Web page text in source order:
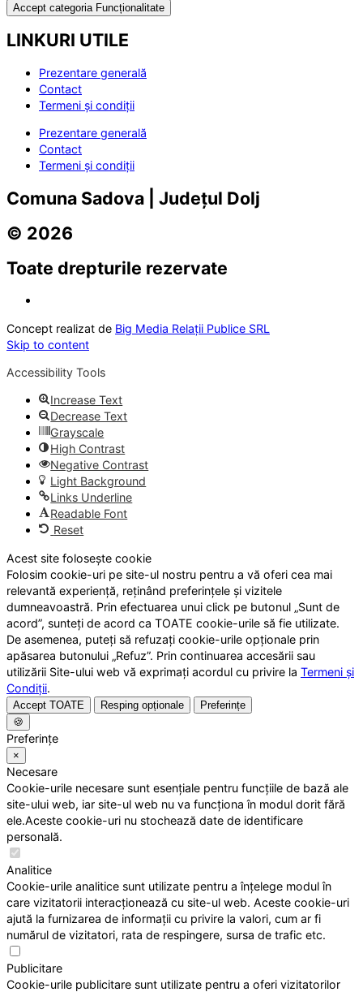
Accept categoria Funcționalitate
LINKURI UTILE
Prezentare generală
Contact
Termeni și condiții
Prezentare generală
Contact
Termeni și condiții
Comuna Sadova | Județul Dolj
© 2026
Toate drepturile rezervate
Concept realizat de Big Media Relații Publice SRL
Skip to content
Accessibility Tools
Increase Text
Decrease Text
Grayscale
High Contrast
Negative Contrast
Light Background
Links Underline
Readable Font
Reset
Acest site folosește cookie
Folosim cookie-uri pe site-ul nostru pentru a vă oferi cea mai
relevantă experiență, reținând preferințele și vizitele
dumneavoastră. Prin efectuarea unui click pe butonul „Sunt de
acord”, sunteți de acord ca TOATE cookie-urile să fie utilizate.
De asemenea, puteți să refuzați cookie-urile opționale prin
apăsarea butonului „Refuz”. Prin continuarea accesării sau
utilizării Site-ului web vă exprimați acordul cu privire la Termeni și
Condiții.
Accept TOATE Resping opționale
Preferințe
🍪
Preferințe
×
Necesare
Cookie-urile necesare sunt esențiale pentru funcțiile de bază ale
site-ului web, iar site-ul web nu va funcționa în modul dorit fără
ele.Aceste cookie-uri nu stochează date de identificare
personală.
Analitice
Cookie-urile analitice sunt utilizate pentru a înțelege modul în
care vizitatorii interacționează cu site-ul web. Aceste cookie-uri
ajută la furnizarea de informații cu privire la valori, cum ar fi
numărul de vizitatori, rata de respingere, sursa de trafic etc.
Publicitare
Cookie-urile publicitare sunt utilizate pentru a oferi vizitatorilor